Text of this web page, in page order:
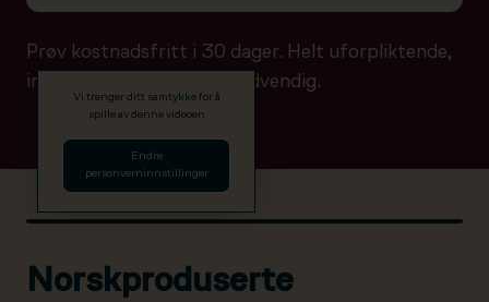
Prøv kostnadsfritt i 30 dager. Helt uforpliktende,
ingen betalingsdetaljer nødvendig.
Vi trenger ditt samtykke for å
spille av denne videoen
Endre
personverninnstillinger
Norskproduserte